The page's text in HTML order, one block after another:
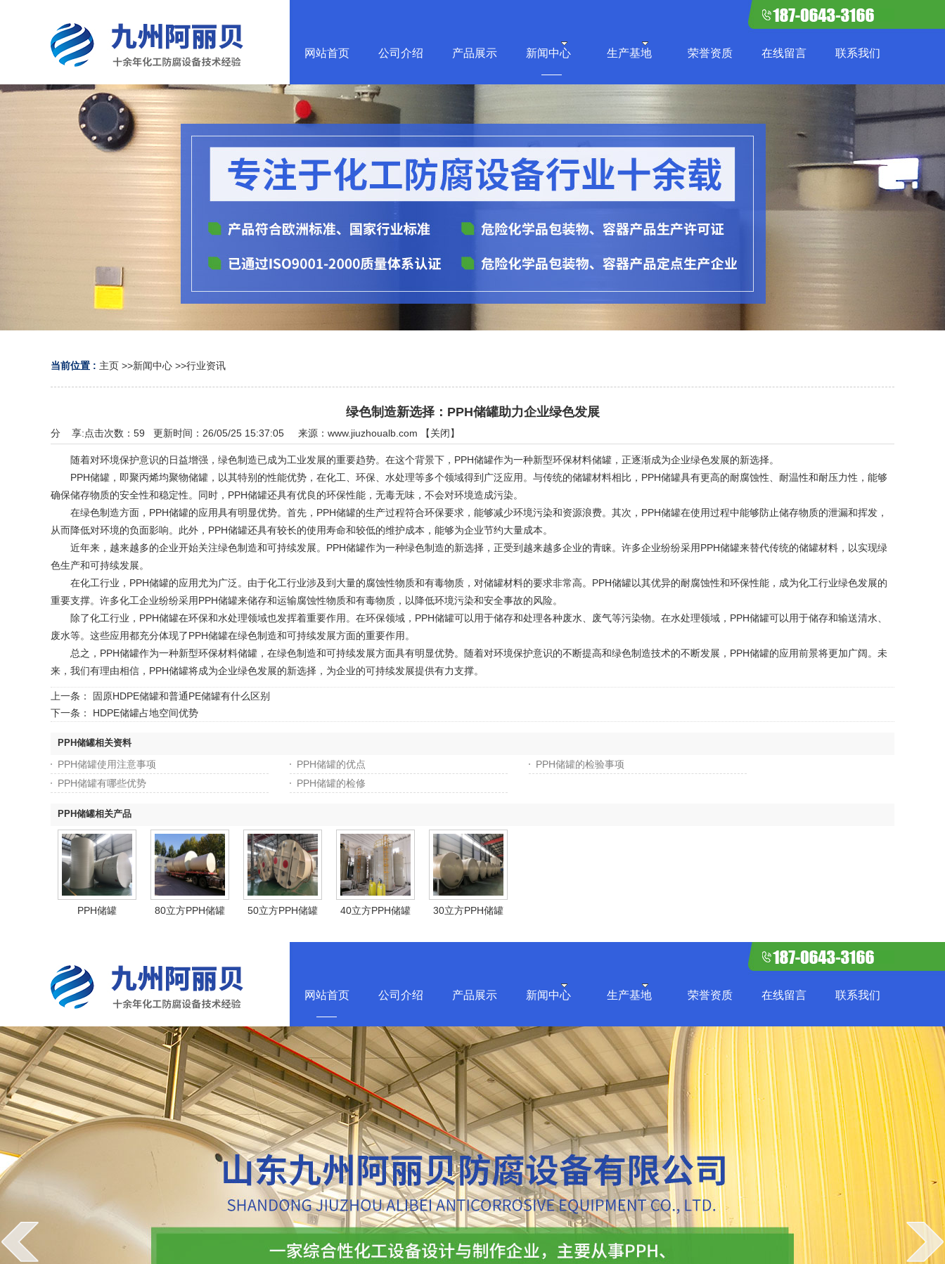
网站首页 公司介绍 产品展示 新闻中心 生产基地 荣誉资质 在线留言 联系我们
当前位置 : 主页 >>新闻中心 >>行业资讯
绿色制造新选择：PPH储罐助力企业绿色发展
点击次数： 59 更新时间：26/05/25 15:37:05 来源： www.jiuzhoualb.com 【关闭】
分 享:
随着对环境保护意识的日益增强，绿色制造已成为工业发展的重要趋势。在这个背景下，PPH储罐作为一种新型环保材料储罐，正逐渐成为企业绿色发展的新选择。
PPH储罐，即聚丙烯均聚物储罐，以其特别的性能优势，在化工、环保、水处理等多个领域得到广泛应用。与传统的储罐材料相比，PPH储罐具有更高的耐腐蚀性、耐温性和耐压力性，能够
确保储存物质的安全性和稳定性。同时，PPH储罐还具有优良的环保性能，无毒无味，不会对环境造成污染。
在绿色制造方面，PPH储罐的应用具有明显优势。首先，PPH储罐的生产过程符合环保要求，能够减少环境污染和资源浪费。其次，PPH储罐在使用过程中能够防止储存物质的泄漏和挥发，
从而降低对环境的负面影响。此外，PPH储罐还具有较长的使用寿命和较低的维护成本，能够为企业节约大量成本。
近年来，越来越多的企业开始关注绿色制造和可持续发展。PPH储罐作为一种绿色制造的新选择，正受到越来越多企业的青睐。许多企业纷纷采用PPH储罐来替代传统的储罐材料，以实现绿
色生产和可持续发展。
在化工行业，PPH储罐的应用尤为广泛。由于化工行业涉及到大量的腐蚀性物质和有毒物质，对储罐材料的要求非常高。PPH储罐以其优异的耐腐蚀性和环保性能，成为化工行业绿色发展的
重要支撑。许多化工企业纷纷采用PPH储罐来储存和运输腐蚀性物质和有毒物质，以降低环境污染和安全事故的风险。
除了化工行业，PPH储罐在环保和水处理领域也发挥着重要作用。在环保领域，PPH储罐可以用于储存和处理各种废水、废气等污染物。在水处理领域，PPH储罐可以用于储存和输送清水、
废水等。这些应用都充分体现了PPH储罐在绿色制造和可持续发展方面的重要作用。
总之，PPH储罐作为一种新型环保材料储罐，在绿色制造和可持续发展方面具有明显优势。随着对环境保护意识的不断提高和绿色制造技术的不断发展，PPH储罐的应用前景将更加广阔。未
来，我们有理由相信，PPH储罐将成为企业绿色发展的新选择，为企业的可持续发展提供有力支撑。
上一条：
固原HDPE储罐和普通PE储罐有什么区别
下一条： HDPE储罐占地空间优势
PPH储罐相关资料
PPH储罐使用注意事项 PPH储罐的优点
PPH储罐的检验事项
PPH储罐有哪些优势
PPH储罐的检修
PPH储罐相关产品
PPH储罐 80立方PPH储罐 50立方PPH储罐 40立方PPH储罐 30立方PPH储罐
网站首页 公司介绍 产品展示 新闻中心 生产基地 荣誉资质 在线留言 联系我们